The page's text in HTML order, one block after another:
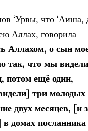
‘Урвы, что ‘Аиша,
Аллах, говорила
Аллахом, о сын
так, что мы видели
потом ещё один,
три молодых
двух месяцев, [и
в домах посланника